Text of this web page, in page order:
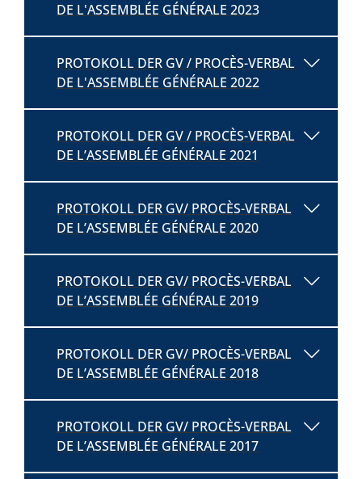
DE L'ASSEMBLÉE GÉNÉRALE 2023
PROTOKOLL DER GV / PROCÈS-VERBAL
DE L'ASSEMBLÉE GÉNÉRALE 2022
PROTOKOLL DER GV / PROCÈS-VERBAL
DE L’ASSEMBLÉE GÉNÉRALE 2021
PROTOKOLL DER GV/ PROCÈS-VERBAL
DE L’ASSEMBLÉE GÉNÉRALE 2020
PROTOKOLL DER GV/ PROCÈS-VERBAL
DE L’ASSEMBLÉE GÉNÉRALE 2019
PROTOKOLL DER GV/ PROCÈS-VERBAL
DE L’ASSEMBLÉE GÉNÉRALE 2018
PROTOKOLL DER GV/ PROCÈS-VERBAL
DE L’ASSEMBLÉE GÉNÉRALE 2017